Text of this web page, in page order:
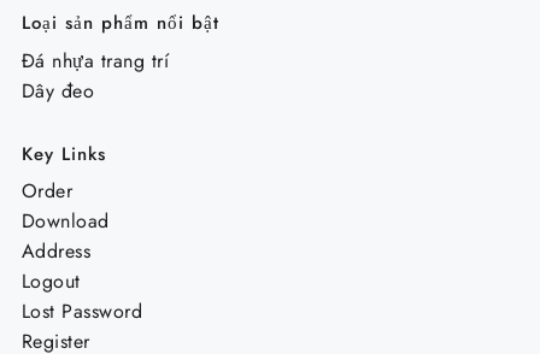
Loại sản phẩm nổi bật
Đá nhựa trang trí
Dây đeo
Key Links
Order
Download
Address
Logout
Lost Password
Register